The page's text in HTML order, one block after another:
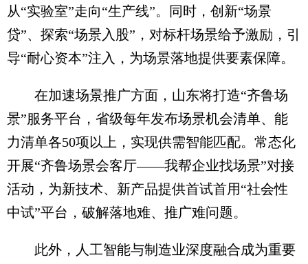
从“实验室”走向“生产线”。同时，创新“场景
贷”、探索“场景入股”，对标杆场景给予激励，引
导“耐心资本”注入，为场景落地提供要素保障。
在加速场景推广方面，山东将打造“齐鲁场
景”服务平台，省级每年发布场景机会清单、能
力清单各50项以上，实现供需智能匹配。常态化
开展“齐鲁场景会客厅——我帮企业找场景”对接
活动，为新技术、新产品提供首试首用“社会性
中试”平台，破解落地难、推广难问题。
此外，人工智能与制造业深度融合成为重要